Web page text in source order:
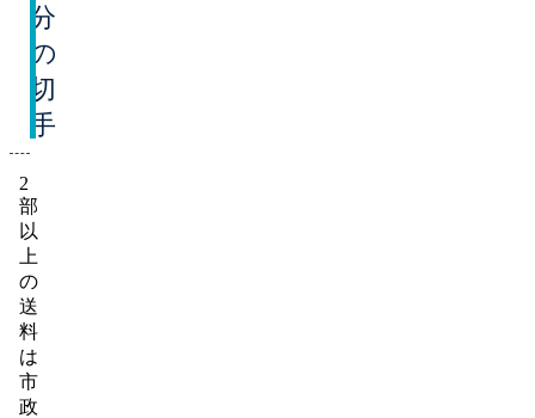
分
の
切
手
2
部
以
上
の
送
料
は
市
政